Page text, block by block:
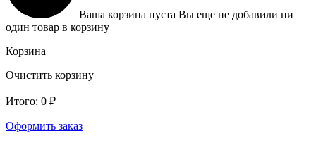
Ваша корзина пуста Вы еще не добавили ни
один товар в корзину
Корзина
Очистить корзину
Итого: 0 ₽
Оформить заказ